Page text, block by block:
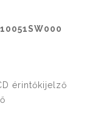
érintőkijelző